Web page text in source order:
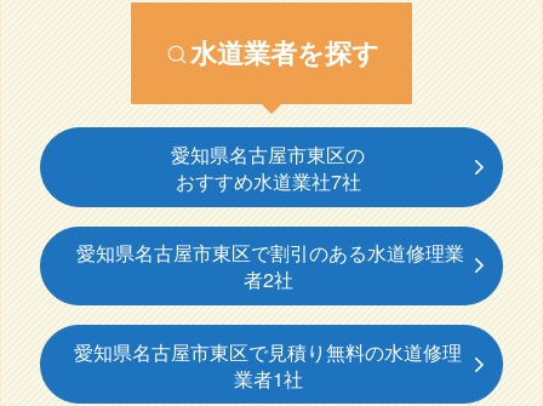
水道業者を探す
愛知県名古屋市東区の
おすすめ水道業社7社
愛知県名古屋市東区で割引のある水道修理業
者2社
愛知県名古屋市東区で見積り無料の水道修理
業者1社